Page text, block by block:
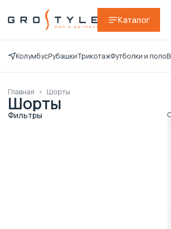
Каталог
КолумбусРубашкиТрикотажФутболки и поло
Шорты
Главная ›
Шорты
Фильтры